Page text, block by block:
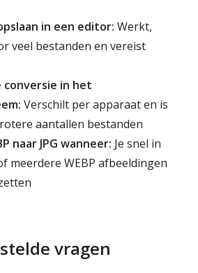
in een editor: Werkt,
veel bestanden en vereist
conversie in het
Verschilt per apparaat en is
aantallen bestanden
naar JPG wanneer: Je snel in
meerdere WEBP afbeeldingen
vragen